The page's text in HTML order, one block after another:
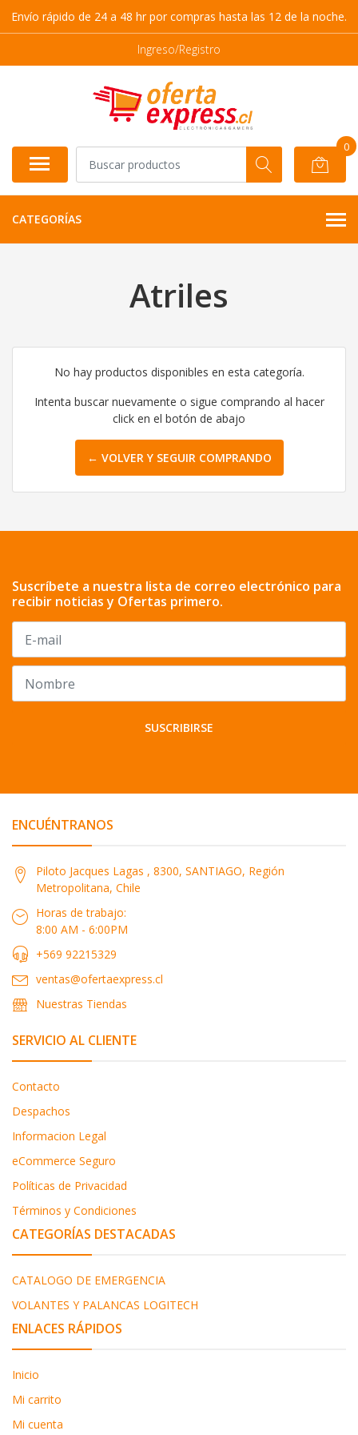
Envío rápido de 24 a 48 hr por compras hasta las 12 de la noche.
Ingreso/Registro
0
CATEGORÍAS
Atriles
No hay productos disponibles en esta categoría.
Intenta buscar nuevamente o sigue comprando al hacer
click en el botón de abajo
← VOLVER Y SEGUIR COMPRANDO
Suscríbete a nuestra lista de correo electrónico para
recibir noticias y Ofertas primero.
SUSCRIBIRSE
ENCUÉNTRANOS
Piloto Jacques Lagas , 8300, SANTIAGO, Región
Metropolitana, Chile
Horas de trabajo:
8:00 AM - 6:00PM
+569 92215329
ventas@ofertaexpress.cl
Nuestras Tiendas
SERVICIO AL CLIENTE
Contacto
Despachos
Informacion Legal
eCommerce Seguro
Políticas de Privacidad
Términos y Condiciones
CATEGORÍAS DESTACADAS
CATALOGO DE EMERGENCIA
VOLANTES Y PALANCAS LOGITECH
ENLACES RÁPIDOS
Inicio
Mi carrito
Mi cuenta